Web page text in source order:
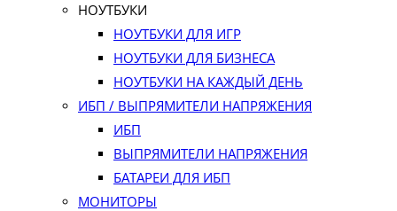
НОУТБУКИ
НОУТБУКИ ДЛЯ ИГР
НОУТБУКИ ДЛЯ БИЗНЕСА
НОУТБУКИ НА КАЖДЫЙ ДЕНЬ
ИБП / ВЫПРЯМИТЕЛИ НАПРЯЖЕНИЯ
ИБП
ВЫПРЯМИТЕЛИ НАПРЯЖЕНИЯ
БАТАРЕИ ДЛЯ ИБП
МОНИТОРЫ